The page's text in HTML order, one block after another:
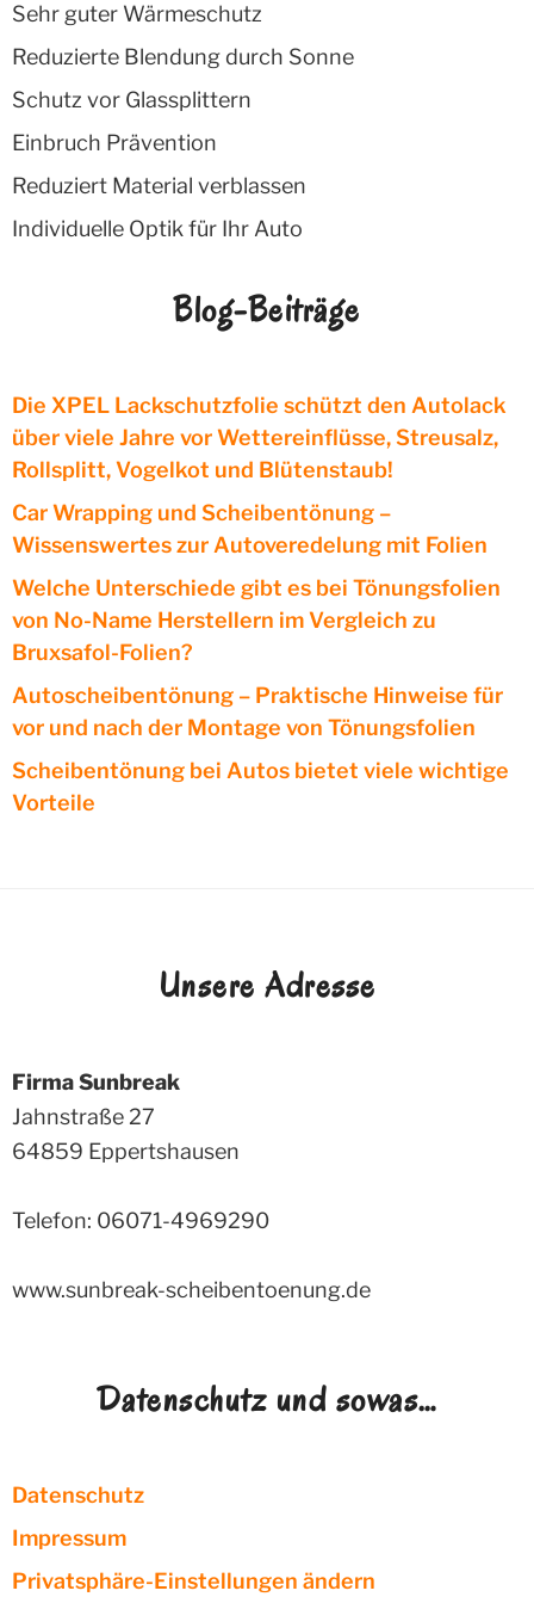
Sehr guter Wärmeschutz
Reduzierte Blendung durch Sonne
Schutz vor Glassplittern
Einbruch Prävention
Reduziert Material verblassen
Individuelle Optik für Ihr Auto
Blog-Beiträge
Die XPEL Lackschutzfolie schützt den Autolack
über viele Jahre vor Wettereinflüsse, Streusalz,
Rollsplitt, Vogelkot und Blütenstaub!
Car Wrapping und Scheibentönung –
Wissenswertes zur Autoveredelung mit Folien
Welche Unterschiede gibt es bei Tönungsfolien
von No-Name Herstellern im Vergleich zu
Bruxsafol-Folien?
Autoscheibentönung – Praktische Hinweise für
vor und nach der Montage von Tönungsfolien
Scheibentönung bei Autos bietet viele wichtige
Vorteile
Unsere Adresse
Firma Sunbreak
Jahnstraße 27
64859 Eppertshausen
Telefon: 06071-4969290
www.sunbreak-scheibentoenung.de
Datenschutz und sowas…
Datenschutz
Impressum
Privatsphäre-Einstellungen ändern